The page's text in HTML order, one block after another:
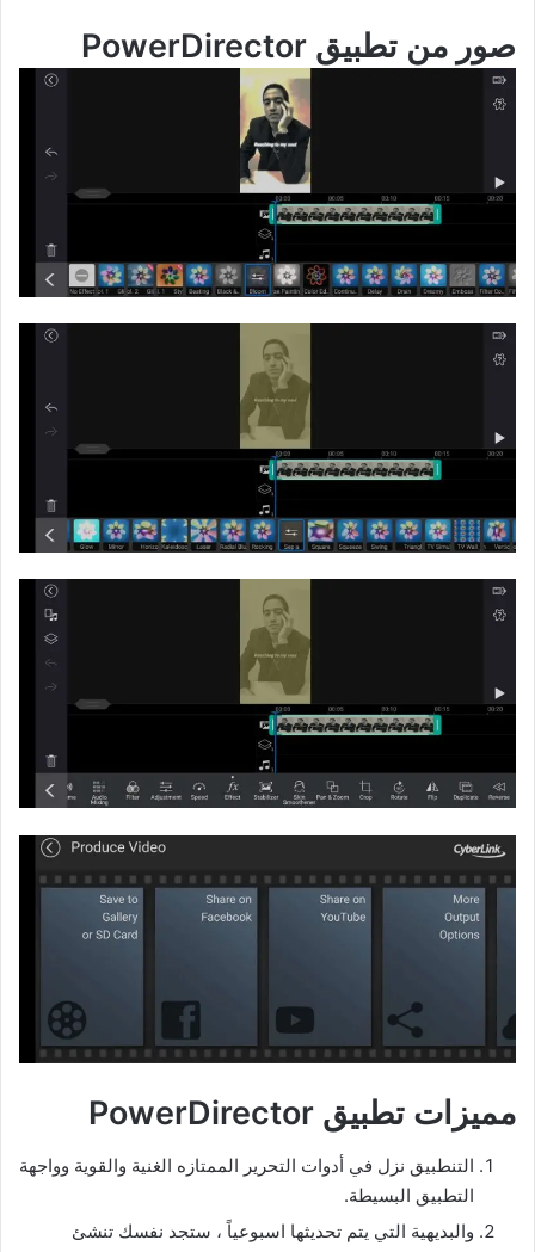
صور من تطبيق PowerDirector
مميزات تطبيق PowerDirector
التنطبيق نزل في أدوات التحرير الممتازه الغنية والقوية وواجهة
التطبيق البسيطة.
والبديهية التي يتم تحديثها اسبوعياً ، ستجد نفسك تنشئ